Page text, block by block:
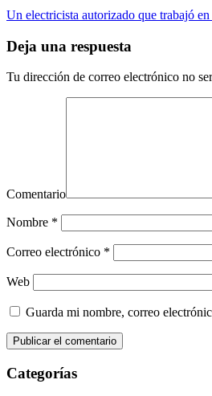
Un electricista autorizado que trabajó
Deja una respuesta
Tu dirección de correo electrónico no
Comentario
Nombre *
Correo electrónico *
Web
Guarda mi nombre, correo
Categorías